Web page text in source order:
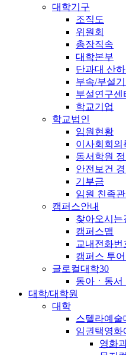
대학기구
조직도
위원회
총장직속
대학본부
단과대 산
부속/부설
부설연구센
학교기업
학교법인
임원현황
이사회회의
동서학원
안전보건
기부금
임원 친족
캠퍼스안내
찾아오시는
캠퍼스맵
교내전화번
캠퍼스 투
글로컬대학30
동아ㆍ동서
대학/대학원
대학
스텔라예술
임권택영화
영화